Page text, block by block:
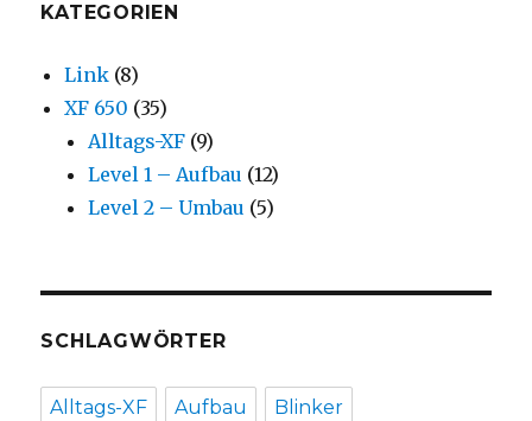
KATEGORIEN
Link (8)
XF 650 (35)
Alltags-XF (9)
Level 1 – Aufbau (12)
Level 2 – Umbau (5)
SCHLAGWÖRTER
Alltags-XF Aufbau Blinker